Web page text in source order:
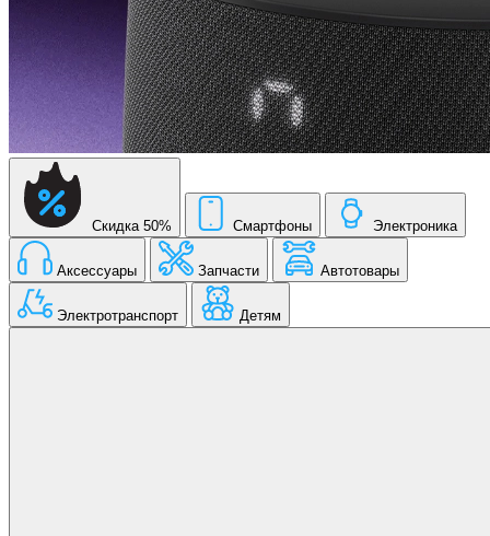
Скидка 50% Смартфоны Электроника
Аксессуары Запчасти Автотовары
Электротранспорт Детям